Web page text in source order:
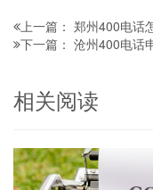
上一篇： 郑州400电话怎
下一篇： 沧州400电话申
相关阅读